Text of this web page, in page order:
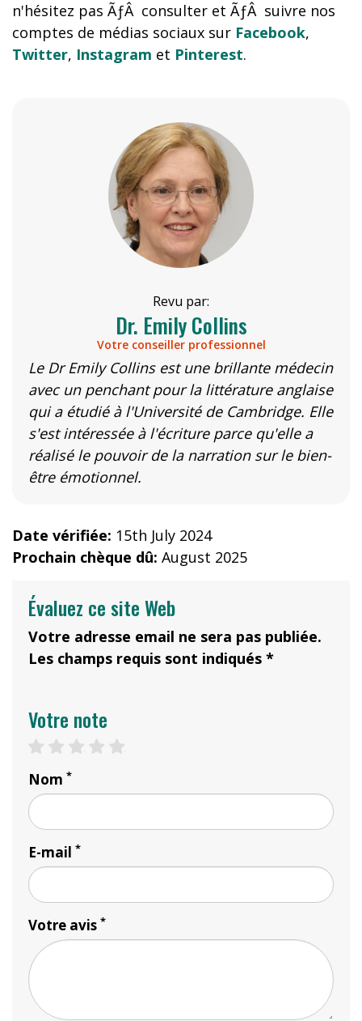
n'hésitez pas ÃƒÂ consulter et ÃƒÂ suivre nos
comptes de médias sociaux sur Facebook,
Twitter, Instagram et Pinterest.
Revu par:
Dr. Emily Collins
Votre conseiller professionnel
Le Dr Emily Collins est une brillante médecin
avec un penchant pour la littérature anglaise
qui a étudié à l'Université de Cambridge. Elle
s'est intéressée à l'écriture parce qu'elle a
réalisé le pouvoir de la narration sur le bien-
être émotionnel.
Date vérifiée: 15th July 2024
Prochain chèque dû: August 2025
Évaluez ce site Web
Votre adresse email ne sera pas publiée.
Les champs requis sont indiqués *
Votre note
4 stars
3 stars
2 stars
1 star
Nom *
E-mail *
Votre avis *